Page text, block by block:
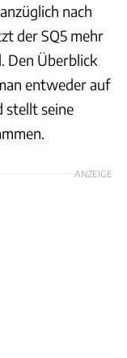
nach
der SQ5 mehr
Den Überblick
entweder auf
stellt seine
ANZEIGE